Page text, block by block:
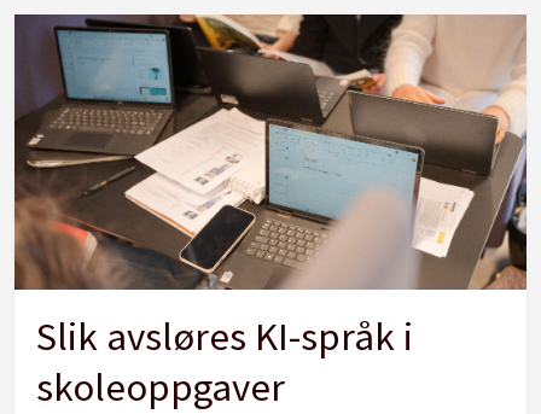
Slik avsløres KI-språk i
skoleoppgaver